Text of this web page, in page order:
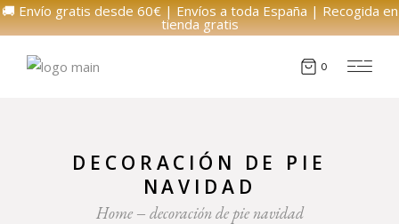
🚚 Envío gratis desde 60€ | Envíos a toda España | Recogida en
tienda gratis
0
DECORACIÓN DE PIE
NAVIDAD
Home decoración de pie navidad